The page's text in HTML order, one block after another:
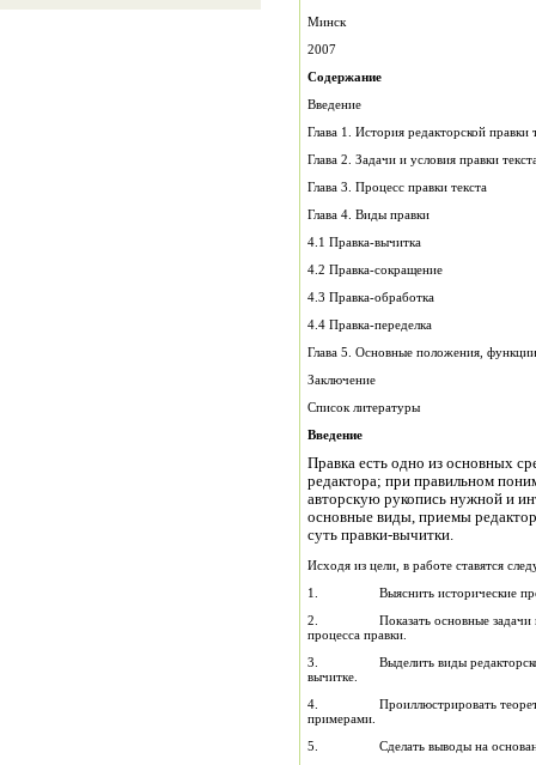
Минск
2007
Содержание
Введение
Глава 1. История редакторской правки
Глава 2. Задачи и условия правки
Глава 3. Процесс правки текста
Глава 4. Виды правки
4.1 Правка-вычитка
4.2 Правка-сокращение
4.3 Правка-обработка
4.4 Правка-переделка
Глава 5. Основные положения,
Заключение
Список литературы
Введение
Правка есть одно из основных
редактора; при правильном
авторскую рукопись нужной и
основные виды, приемы
суть правки-вычитки.
Исходя из цели, в работе ставятся
1. Выяснить исторические
2. Показать основные задачи и
процесса правки.
3. Выделить виды редакторской
вычитке.
4. Проиллюстрировать
примерами.
5. Сделать выводы на основании